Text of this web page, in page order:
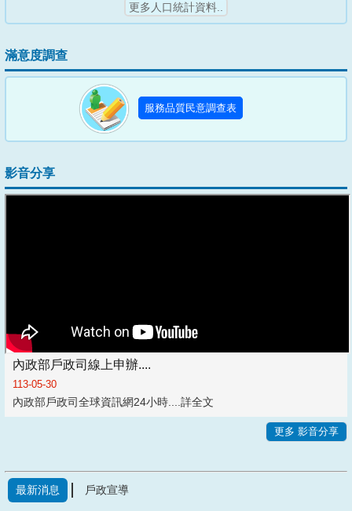
更多人口統計資料..
滿意度調查
服務品質民意調查表
影音分享
內政部戶政司線上申辦....
113-05-30
內政部戶政司全球資訊網24小時.... 詳全文
更多 影音分享
最新消息 戶政宣導